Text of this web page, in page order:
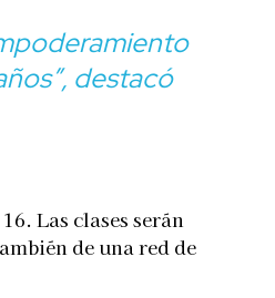
, destacó
Las clases serán
de una red de